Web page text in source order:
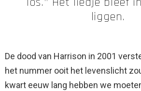
liggen.
De dood van Harrison in 2001
het nummer ooit het levenslicht
kwart eeuw lang hebben we